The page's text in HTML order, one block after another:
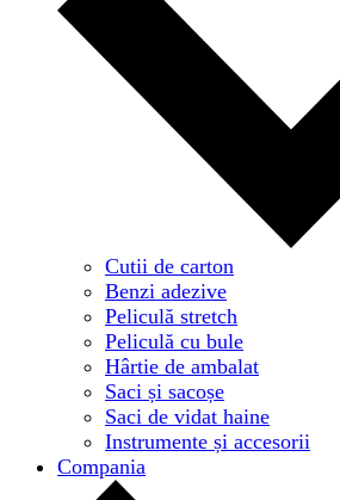
Cutii de carton
Benzi adezive
Peliculă stretch
Peliculă cu bule
Hârtie de ambalat
Saci și sacoșe
Saci de vidat haine
Instrumente și accesorii
Compania